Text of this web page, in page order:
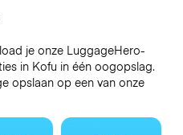
je onze LuggageHero-
in Kofu in één oogopslag.
opslaan op een van onze